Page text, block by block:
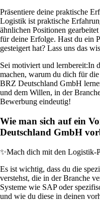
Präsentiere deine praktische
Logistik ist praktische
ähnlichen Positionen
für deine Erfolge. Hast du ein
gesteigert hat? Lass uns das
Sei motiviert und lernbereit:In
machen, warum du dich für
BRZ Deutschland GmbH
und dem Willen, in der
Bewerbung eindeutig!
Wie man sich auf ein
Deutschland GmbH
✨Mach dich mit den Logistik-
Es ist wichtig, dass du die
verstehst, die in der Branche
Systeme wie SAP oder
und wie du diese in deinen